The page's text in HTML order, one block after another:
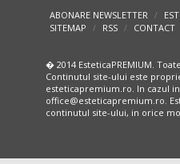
ABONARE NEWSLETTER /
SITEMAP
/ RSS / CONTACT
� 2014 EsteticaPREMIUM.
Continutul site-ului este
esteticapremium.ro. In cazul
office@esteticapremium.ro.
continutul site-ului, in orice